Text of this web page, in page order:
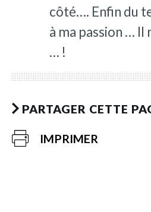
côté…. Enfin du
à ma passion … Il
… !
PARTAGER CETTE
IMPRIMER